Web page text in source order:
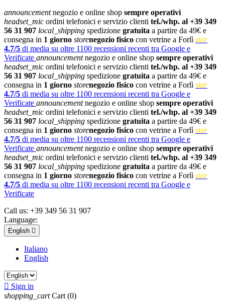
announcementnegozio e online shop sempre operativi
headset_mic ordini telefonici e servizio clienti tel./whp. al +39 349
56 31 907 local_shipping spedizione gratuita a partire da 49€ e
consegna in 1 giorno storenegozio fisico con vetrine a Forlì star
4.7/5 di media su oltre 1100 recensioni recenti tra Google e
Verificate announcementnegozio e online shop sempre operativi
headset_mic ordini telefonici e servizio clienti tel./whp. al +39 349
56 31 907 local_shipping spedizione gratuita a partire da 49€ e
consegna in 1 giorno storenegozio fisico con vetrine a Forlì star
4.7/5 di media su oltre 1100 recensioni recenti tra Google e
Verificate announcementnegozio e online shop sempre operativi
headset_mic ordini telefonici e servizio clienti tel./whp. al +39 349
56 31 907 local_shipping spedizione gratuita a partire da 49€ e
consegna in 1 giorno storenegozio fisico con vetrine a Forlì star
4.7/5 di media su oltre 1100 recensioni recenti tra Google e
Verificate announcementnegozio e online shop sempre operativi
headset_mic ordini telefonici e servizio clienti tel./whp. al +39 349
56 31 907 local_shipping spedizione gratuita a partire da 49€ e
consegna in 1 giorno storenegozio fisico con vetrine a Forlì star
4.7/5 di media su oltre 1100 recensioni recenti tra Google e
Verificate
Call us: +39 349 56 31 907
Language:
English 
Italiano
English
 Sign in
shopping_cart Cart (0)